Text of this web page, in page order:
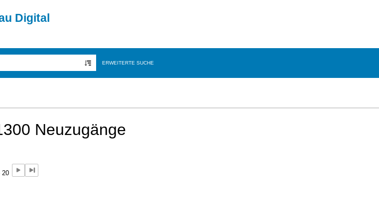
Digital
ERWEITERTE SUCHE
Neuzugänge
20